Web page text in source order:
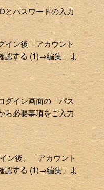
とパスワードの入力
イン後「アカウント
認する (1)→編集」よ
グイン画面の「パス
ら必要事項をご入力
ン後、「アカウント
認する (1)→編集」よ